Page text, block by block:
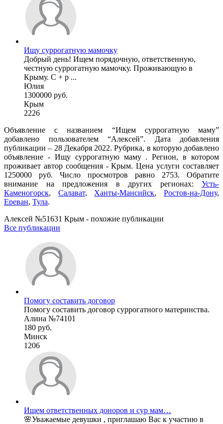
Ищу суррогатную мамочку
Добрый день! Ищем порядочную, ответственную,
честную суррогатную мамочку. Проживающую в
Крыму. С + р ...
Юлия
1300000 руб.
Крым
2226
Объявление с названием “Ищем суррогатную маму”
добавлено пользователем “Алексей”. Дата добавления
публикации – 28 Декабря 2022. Рубрика, в которую добавлено
объявление - Ищу суррогатную маму . Регион, в котором
проживает автор сообщения - Крым. Цена услуги составляет
1250000 руб. Число просмотров равно 2753. Обратите
внимание на предложения в других регионах: Усть-
Каменогорск, Салават, Ханты-Мансийск,Ростов-на-Дону,
Ереван, Тула.
Алексей №51631 Крым - похожие публикации
Все публикации
Помогу составить договор
Помогу составить договор суррогатного материнства.
Алина №74101
180 руб.
Минск
1206
Ищем ответственных доноров и сур мам…
🌸Уважаемые девушки , приглашаю Вас к участию в